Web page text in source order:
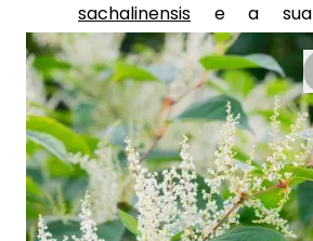
sachalinensis e a sua
parenteFallopia bohemica
Spectabilis, que têm vindo
a entrar nos jardins
recentemente. As Fallopias
produzem anualmente, na
primavera, caules
herbáceos de base
lenhosa, rastejantes ou